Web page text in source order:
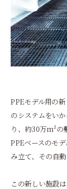
PPEモデル用の
のシステムをい
り、約30万m²の
PPEベースのモ
み立て、その自
この新しい施設